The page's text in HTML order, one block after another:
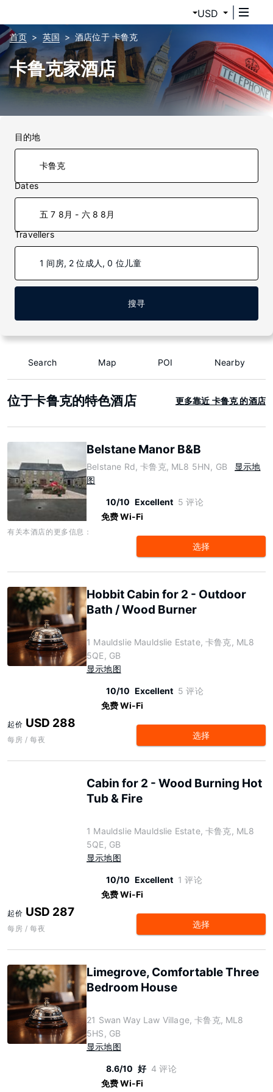
USD
首页 英国 酒店位于 卡鲁克
卡鲁克家酒店
目的地
Dates
五 7 8月 - 六 8 8月
Travellers
1 间房, 2 位成人, 0 位儿童
搜寻
Search Map POI Nearby
位于卡鲁克的特色酒店 更多靠近 卡鲁克 的酒店
Belstane Manor B&B
Belstane Rd, 卡鲁克, ML8 5HN, GB
显示地
图
10/10 Excellent 5 评论
免费 Wi-Fi
有关本酒店的更多信息：
选择
Hobbit Cabin for 2 - Outdoor
Bath / Wood Burner
1 Mauldslie Mauldslie Estate, 卡鲁克, ML8
5QE, GB
显示地图
10/10 Excellent 5 评论
免费 Wi-Fi
起价 USD 288
每房 / 每夜 选择
Cabin for 2 - Wood Burning Hot
Tub & Fire
1 Mauldslie Mauldslie Estate, 卡鲁克, ML8
5QE, GB
显示地图
10/10 Excellent 1 评论
免费 Wi-Fi
起价 USD 287
每房 / 每夜 选择
Limegrove, Comfortable Three
Bedroom House
21 Swan Way Law Village, 卡鲁克, ML8
5HS, GB
显示地图
8.6/10 好 4 评论
免费 Wi-Fi